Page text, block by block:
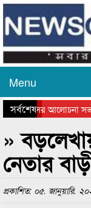
Menu
সর্বশেষ
দিবসের আলোচনা সভা
»
নেতার
প্রকাশিত: ০৫. জানুয়ারি.